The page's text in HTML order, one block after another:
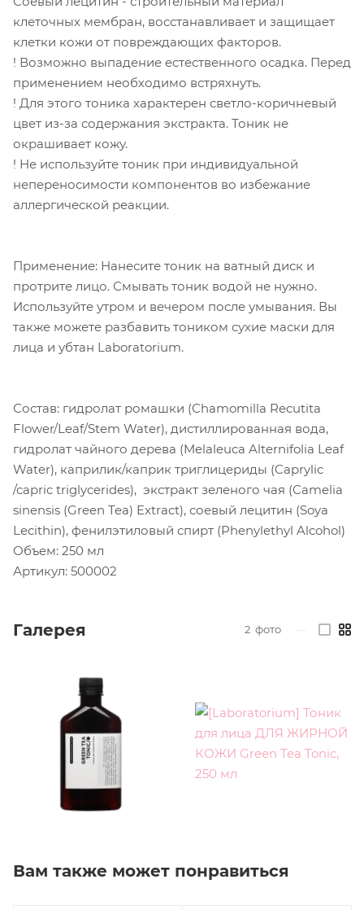
клеточных мембран, восстанавливает и защищает
клетки кожи от повреждающих факторов.
! Возможно выпадение естественного осадка. Перед
применением необходимо встряхнуть.
! Для этого тоника характерен светло-коричневый
цвет из-за содержания экстракта. Тоник не
окрашивает кожу.
! Не используйте тоник при индивидуальной
непереносимости компонентов во избежание
аллергической реакции.
Применение: Нанесите тоник на ватный диск и
протрите лицо. Смывать тоник водой не нужно.
Используйте утром и вечером после умывания. Вы
также можете разбавить тоником сухие маски для
лица и убтан Laboratorium.
Состав: гидролат ромашки (Chamomilla Recutita
Flower/Leaf/Stem Water), дистиллированная вода,
гидролат чайного дерева (Melaleuca Alternifolia Leaf
Water), каприлик/каприк триглицериды (Caprylic
/capric triglycerides), экстракт зеленого чая (Camelia
sinensis (Green Tea) Extract), соевый лецитин (Soya
Lecithin), фенилэтиловый спирт (Phenylethyl Alcohol)
Объем: 250 мл
Артикул: 500002
Галерея 2 фото
Вам также может понравиться